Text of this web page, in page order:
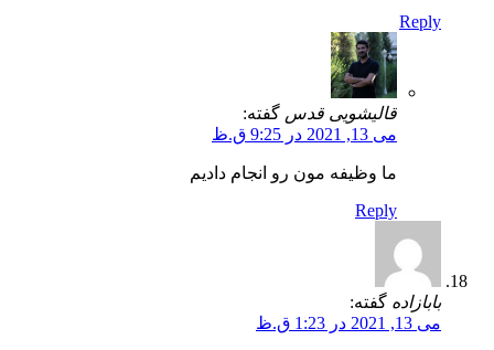
Reply
قالیشویی قدس گفته:
می 13, 2021 در 9:25 ق.ظ
ما وظیفه مون رو انجام دادیم
Reply
بابازاده گفته:
می 13, 2021 در 1:23 ق.ظ